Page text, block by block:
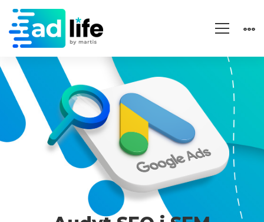
Home